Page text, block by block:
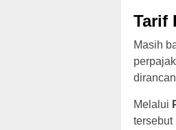
Tarif
Masih
Melalui
tersebut